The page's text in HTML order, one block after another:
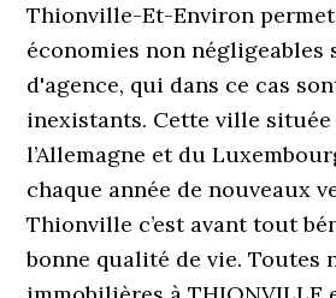
Thionville-Et-Environ
économies non négligeables
d'agence, qui dans ce cas
inexistants. Cette ville
l’Allemagne et du
chaque année de nouveaux
Thionville c’est avant tout
bonne qualité de vie. Toutes